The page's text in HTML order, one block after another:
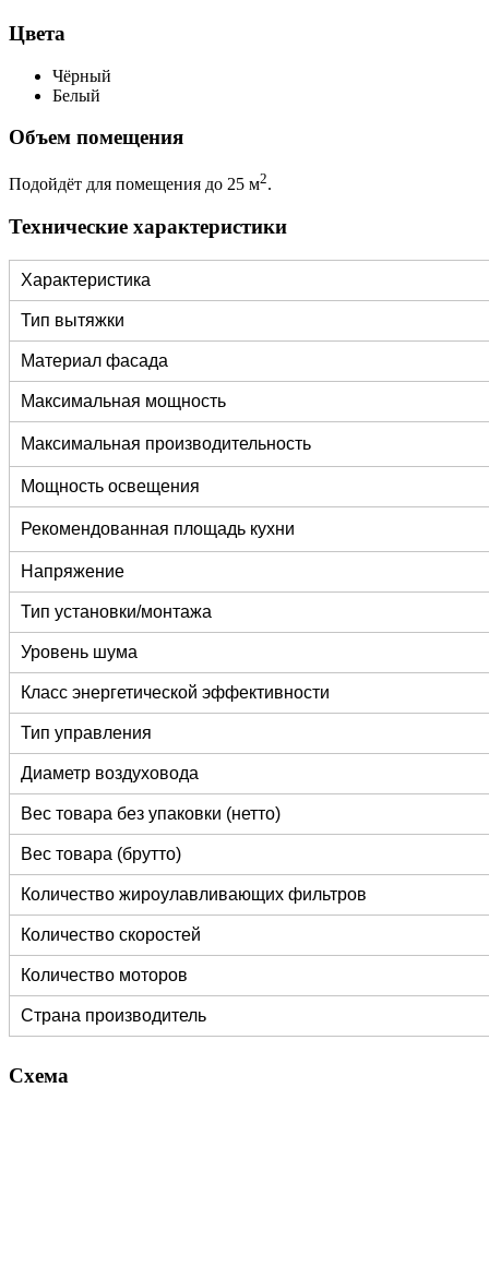
Цвета
Чёрный
Белый
Объем помещения
Подойдёт для помещения до 25 м2.
Технические характеристики
Характеристика
Тип вытяжки
Материал фасада
Максимальная мощность
Максимальная производительность
Мощность освещения
Рекомендованная площадь кухни
Напряжение
Тип установки/монтажа
Уровень шума
Класс энергетической эффективности
Тип управления
Диаметр воздуховода
Вес товара без упаковки (нетто)
Вес товара (брутто)
Количество жироулавливающих фильтров
Количество скоростей
Количество моторов
Страна производитель
Схема